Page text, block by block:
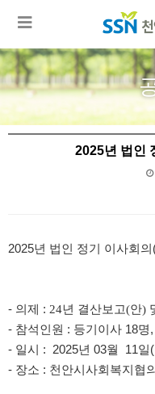
2025년 법인
2025년 법인 정기 이사회의
- 의제 : 24년 결산보고(안)
- 참석인원 : 등기이사 18
- 일시 : 2025년 03월 11일(
- 장소 : 천안시사회복지협